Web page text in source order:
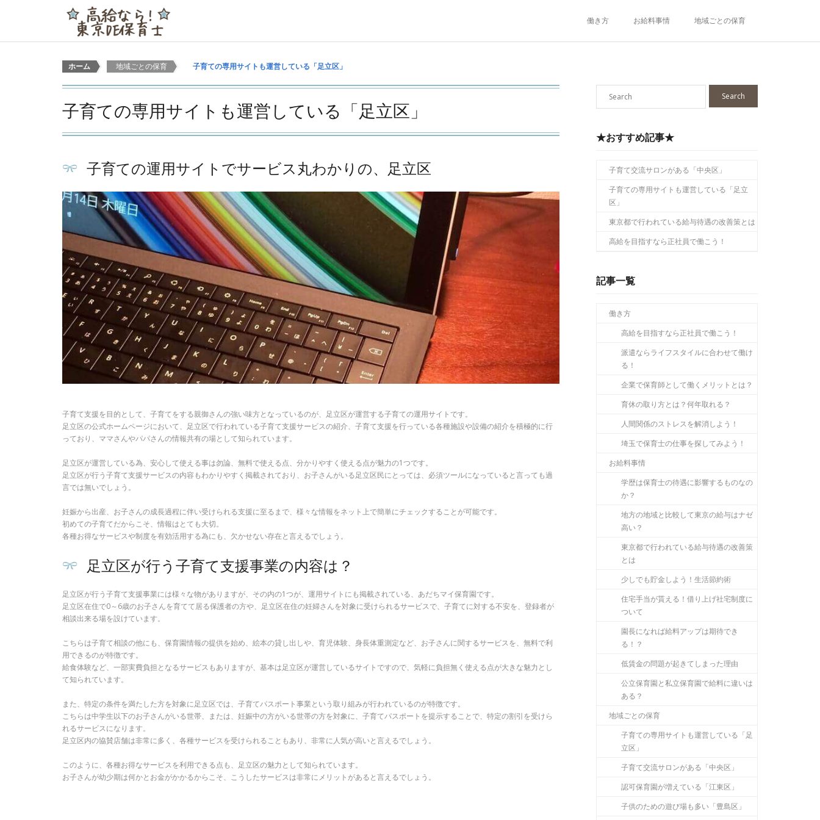
働き方 お給料事情 地域ごとの保育
ホーム > 地域ごとの保育 > 子育ての専用サイトも運営している「足立区」
子育ての専用サイトも運営している「足立区」
子育ての運用サイトでサービス丸わかりの、足立区
子育て支援を目的として、子育てをする親御さんの強い味方となっているのが、足立区が運営する子育ての運用サイトです。
足立区の公式ホームページにおいて、足立区で行われている子育て支援サービスの紹介、子育て支援を行っている各種施設や設備の紹介を積極的に行
っており、ママさんやパパさんの情報共有の場として知られています。
足立区が運営している為、安心して使える事は勿論、無料で使える点、分かりやすく使える点が魅力の1つです。
足立区が行う子育て支援サービスの内容もわかりやすく掲載されており、お子さんがいる足立区民にとっては、必須ツールになっていると言っても過
言では無いでしょう。
妊娠から出産、お子さんの成長過程に伴い受けられる支援に至るまで、様々な情報をネット上で簡単にチェックすることが可能です。
初めての子育てだからこそ、情報はとても大切。
各種お得なサービスや制度を有効活用する為にも、欠かせない存在と言えるでしょう。
足立区が行う子育て支援事業の内容は？
足立区が行う子育て支援事業には様々な物がありますが、その内の1つが、運用サイトにも掲載されている、あだちマイ保育園です。
足立区在住で0～6歳のお子さんを育てて居る保護者の方や、足立区在住の妊婦さんを対象に受けられるサービスで、子育てに対する不安を、登録者が
相談出来る場を設けています。
こちらは子育て相談の他にも、保育園情報の提供を始め、絵本の貸し出しや、育児体験、身長体重測定など、お子さんに関するサービスを、無料で利
用できるのが特徴です。
給食体験など、一部実費負担となるサービスもありますが、基本は足立区が運営しているサイトですので、気軽に負担無く使える点が大きな魅力とし
て知られています。
また、特定の条件を満たした方を対象に足立区では、子育てパスポート事業という取り組みが行われているのが特徴です。
こちらは中学生以下のお子さんがいる世帯、または、妊娠中の方がいる世帯の方を対象に、子育てパスポートを提示することで、特定の割引を受けら
れるサービスになります。
足立区内の協賛店舗は非常に多く、各種サービスを受けられることもあり、非常に人気が高いと言えるでしょう。
このように、各種お得なサービスを利用できる点も、足立区の魅力として知られています。
お子さんが幼少期は何かとお金がかかるからこそ、こうしたサービスは非常にメリットがあると言えるでしょう。
★おすすめ記事★
子育て交流サロンがある「中央区」
子育ての専用サイトも運営している「足立
区」
東京都で行われている給与待遇の改善策とは
高給を目指すなら正社員で働こう！
記事一覧
働き方
高給を目指すなら正社員で働こう！
派遣ならライフスタイルに合わせて働け
る！
企業で保育師として働くメリットとは？
育休の取り方とは？何年取れる？
人間関係のストレスを解消しよう！
埼玉で保育士の仕事を探してみよう！
お給料事情
学歴は保育士の待遇に影響するものなの
か？
地方の地域と比較して東京の給与はナゼ
高い？
東京都で行われている給与待遇の改善策
とは
少しでも貯金しよう！生活節約術
住宅手当が貰える！借り上げ社宅制度に
ついて
園長になれば給料アップは期待でき
る！？
低賃金の問題が起きてしまった理由
公立保育園と私立保育園で給料に違いは
ある？
地域ごとの保育
子育ての専用サイトも運営している「足
立区」
子育て交流サロンがある「中央区」
認可保育園が増えている「江東区」
子供のための遊び場も多い「豊島区」